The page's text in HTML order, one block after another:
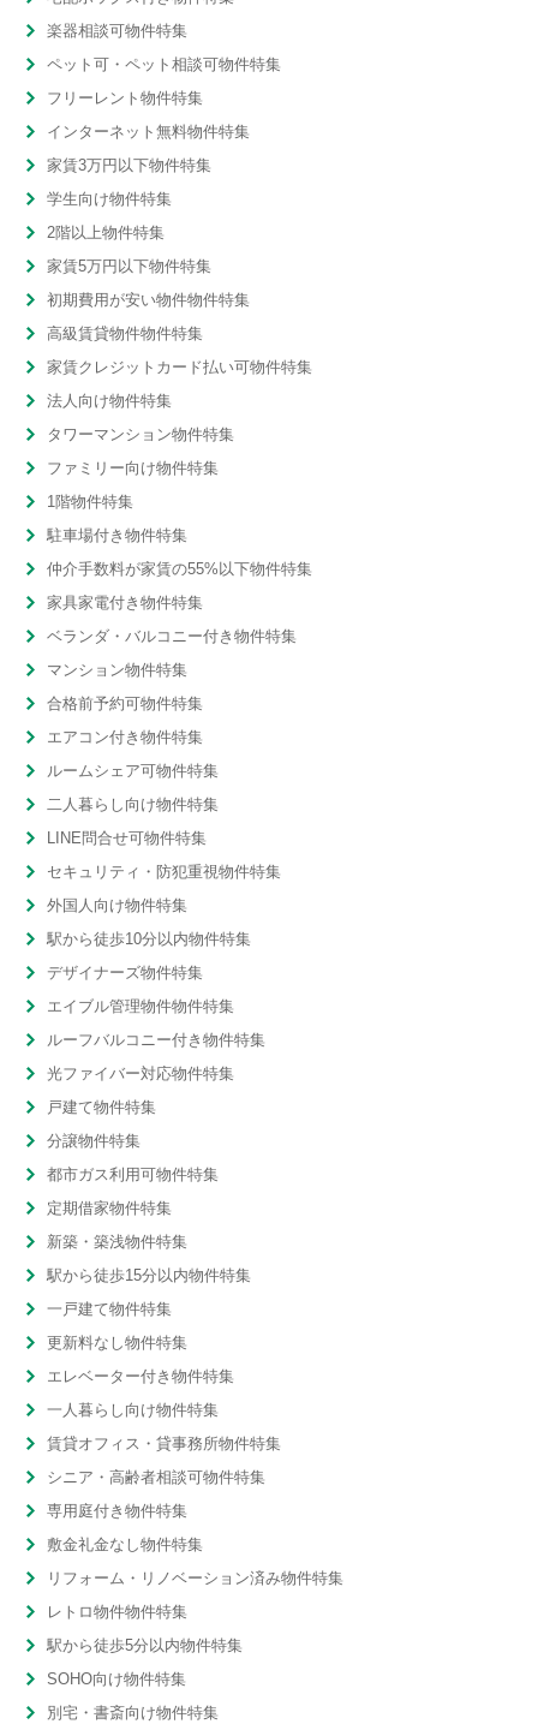
楽器相談可物件特集
ペット可・ペット相談可物件特集
フリーレント物件特集
インターネット無料物件特集
家賃3万円以下物件特集
学生向け物件特集
2階以上物件特集
家賃5万円以下物件特集
初期費用が安い物件物件特集
高級賃貸物件物件特集
家賃クレジットカード払い可物件特集
法人向け物件特集
タワーマンション物件特集
ファミリー向け物件特集
1階物件特集
駐車場付き物件特集
仲介手数料が家賃の55%以下物件特集
家具家電付き物件特集
ベランダ・バルコニー付き物件特集
マンション物件特集
合格前予約可物件特集
エアコン付き物件特集
ルームシェア可物件特集
二人暮らし向け物件特集
LINE問合せ可物件特集
セキュリティ・防犯重視物件特集
外国人向け物件特集
駅から徒歩10分以内物件特集
デザイナーズ物件特集
エイブル管理物件物件特集
ルーフバルコニー付き物件特集
光ファイバー対応物件特集
戸建て物件特集
分譲物件特集
都市ガス利用可物件特集
定期借家物件特集
新築・築浅物件特集
駅から徒歩15分以内物件特集
一戸建て物件特集
更新料なし物件特集
エレベーター付き物件特集
一人暮らし向け物件特集
賃貸オフィス・貸事務所物件特集
シニア・高齢者相談可物件特集
専用庭付き物件特集
敷金礼金なし物件特集
リフォーム・リノベーション済み物件特集
レトロ物件物件特集
駅から徒歩5分以内物件特集
SOHO向け物件特集
別宅・書斎向け物件特集